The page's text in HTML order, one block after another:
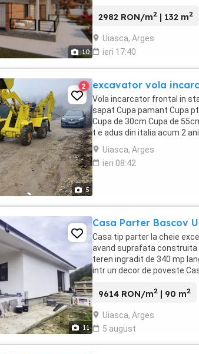
10
2982 RON/m2 | 132 m2
Uiasca, Arges
ieri 17:40
5
2 excavator vola
Vola incarcator frontal in
sapat Cupa pamant Cupa
Cupa de 30cm Cupa de
t e adus din italia acum 2
vanzare Cine este interesat
Uiasca, Arges
ieri 08:42
11
Casa Parter Bascov
Casa tip parter la cheie
avand suprafata construita
teren ingradit de 340 mp
intr un decor de poveste
9614 RON/m2 | 90 m2
Uiasca, Arges
5 august